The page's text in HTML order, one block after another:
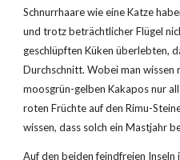
Schnurrhaare wie eine Katze
und trotz beträchtlicher Flügel
geschlüpften Küken überlebten,
Durchschnitt. Wobei man wissen
moosgrün-gelben Kakapos nur
roten Früchte auf den Rimu-
wissen, dass solch ein Mastjahr
Auf den beiden feindfreien Inseln